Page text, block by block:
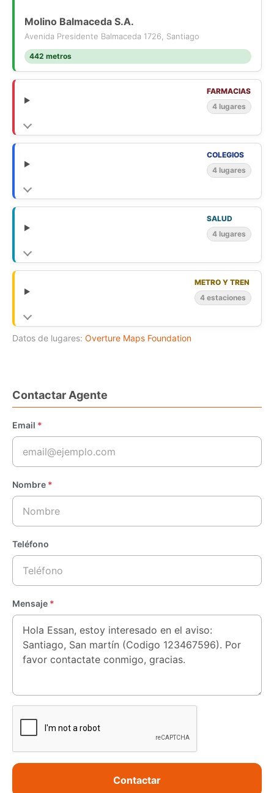
Molino Balmaceda S.A.
Avenida Presidente Balmaceda 1726, Santiago
442 metros
FARMACIAS
4 lugares
COLEGIOS
4 lugares
SALUD
4 lugares
METRO Y TREN
4 estaciones
Datos de lugares: Overture Maps Foundation
Contactar Agente
Email *
Nombre *
Teléfono
Mensaje *
Contactar